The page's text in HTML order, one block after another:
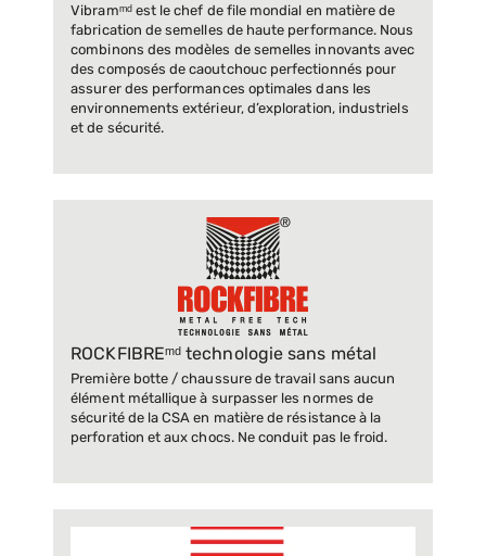
Vibramᵐᵈ est le chef de file mondial en matière de
fabrication de semelles de haute performance. Nous
combinons des modèles de semelles innovants avec
des composés de caoutchouc perfectionnés pour
assurer des performances optimales dans les
environnements extérieur, d’exploration, industriels
et de sécurité.
ROCKFIBREᵐᵈ technologie sans métal
Première botte / chaussure de travail sans aucun
élément métallique à surpasser les normes de
sécurité de la CSA en matière de résistance à la
perforation et aux chocs. Ne conduit pas le froid.